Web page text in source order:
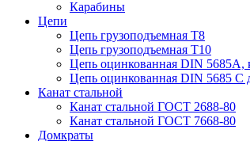
Карабины
Цепи
Цепь грузоподъемная Т8
Цепь грузоподъемная Т10
Цепь оцинкованная DIN 5685A,
Цепь оцинкованная DIN 5685 С
Канат стальной
Канат стальной ГОСТ 2688-80
Канат стальной ГОСТ 7668-80
Домкраты